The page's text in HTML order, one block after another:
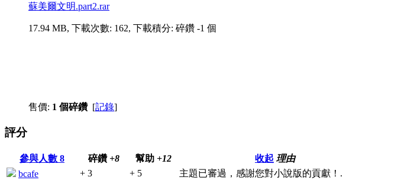
蘇美爾文明.part2.rar
17.94 MB, 下載次數: 162, 下載積分: 碎鑽 -1 個
售價: 1 個碎鑽[記錄]
評分
參與人數 8 碎鑽 +8 幫助 +12 收起 理由
bcafe
+ 3 + 5
主題已審過，感謝您對小說版的貢獻！.